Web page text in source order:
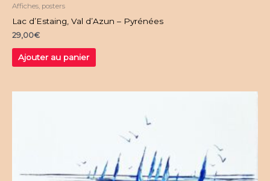
Affiches, posters
Lac d’Estaing, Val d’Azun – Pyrénées
29,00€
Ajouter au panier